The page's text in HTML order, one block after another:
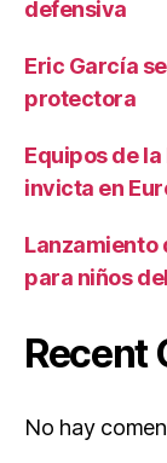
defensiva
Eric García
protectora
Equipos de
invicta en
Lanzamiento
para niños
Recent
No hay